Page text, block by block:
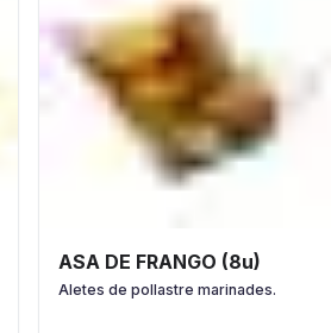
ASA DE FRANGO (8u)
Aletes de pollastre marinades.